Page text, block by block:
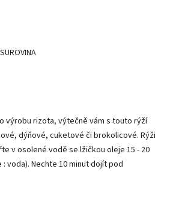
výrobu rizota, výtečně vám s touto rýží
dýňové, cuketové či brokolicové. Rýži
v osolené vodě se lžičkou oleje 15 - 20
voda). Nechte 10 minut dojít pod